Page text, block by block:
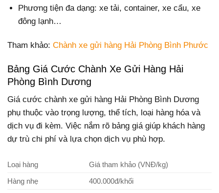
Phương tiện đa dạng: xe tải, container, xe cẩu, xe
đông lạnh…
Tham khảo: Chành xe gửi hàng Hải Phòng Bình Phước
Bảng Giá Cước Chành Xe Gửi Hàng Hải
Phòng Bình Dương
Giá cước chành xe gửi hàng Hải Phòng Bình Dương
phụ thuộc vào trọng lượng, thể tích, loại hàng hóa và
dịch vụ đi kèm. Việc nắm rõ bảng giá giúp khách hàng
dự trù chi phí và lựa chọn dịch vụ phù hợp.
Loại hàng
Giá tham khảo (VNĐ/kg)
Hàng nhẹ
400.000đ/khối